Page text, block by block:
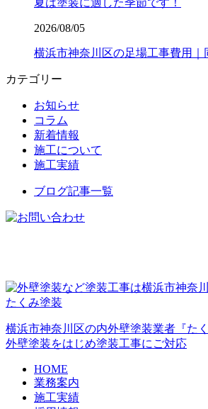
夏は塗装に適した季節です！
2026/08/05
横浜市神奈川区の足場工事費用｜
カテゴリー
お知らせ
コラム
新着情報
施工について
施工実績
ブログ記事一覧
横浜市神奈川区の内外壁塗装業者『た
外壁塗装をはじめ塗装工事にご対応
HOME
業務案内
施工実績